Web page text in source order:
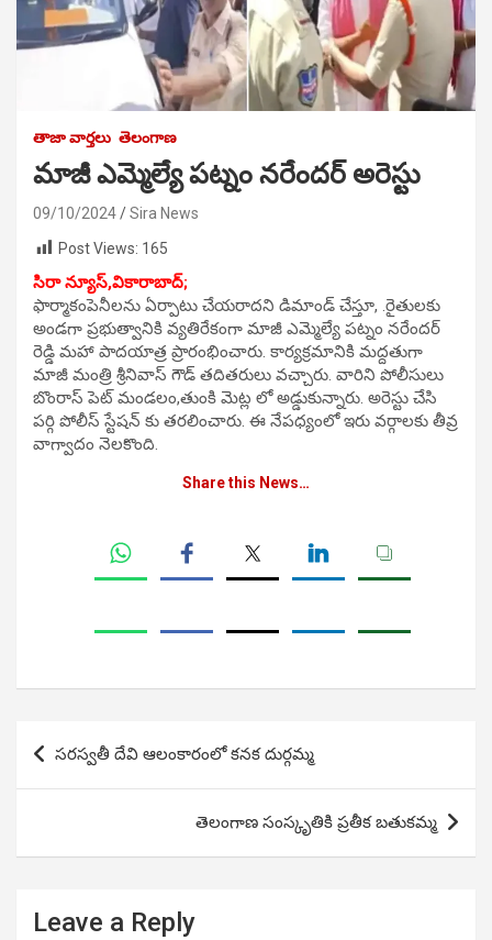
తాజా వార్తలు తెలంగాణ
మాజీ ఎమ్మెల్యే పట్నం నరేందర్ అరెస్టు
09/10/2024
Sira News
Post Views: 165
సిరా న్యూస్,వికారాబాద్;
ఫార్మాకంపెనీలను ఏర్పాటు చేయరాదని డిమాండ్ చేస్తూ, .రైతులకు
అండగా ప్రభుత్వానికి వ్యతిరేకంగా మాజీ ఎమ్మెల్యే పట్నం నరేందర్
రెడ్డి మహా పాదయాత్ర ప్రారంభించారు. కార్యక్రమానికి మద్దతుగా
మాజీ మంత్రి శ్రీనివాస్ గౌడ్ తదితరులు వచ్చారు. వారిని పోలీసులు
బొంరాస్ పెట్ మండలం,తుంకి మెట్ల లో అడ్డుకున్నారు. అరెస్టు చేసి
పర్గి పోలీస్ స్టేషన్ కు తరలించారు. ఈ నేపధ్యంలో ఇరు వర్గాలకు తీవ్ర
వాగ్వాదం నెలకొంది.
Share this News…
Post
navigation
సరస్వతీ దేవి ఆలంకారంలో కనక దుర్గమ్మ
తెలంగాణ సంస్కృతికి ప్రతీక బతుకమ్మ
Leave a Reply